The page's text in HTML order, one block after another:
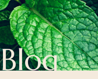
Blog